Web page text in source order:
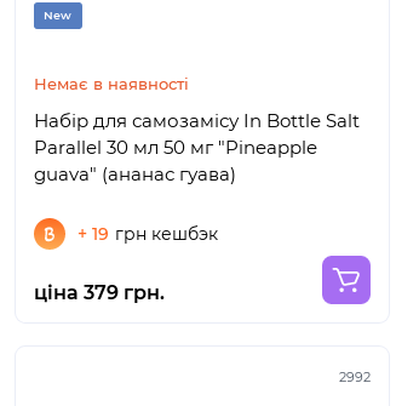
New
Немає в наявності
Набір для самозамісу In Bottle Salt
Parallel 30 мл 50 мг "Pineapple
guava" (ананас гуава)
+ 19 грн кешбэк
ціна 379 грн.
2992